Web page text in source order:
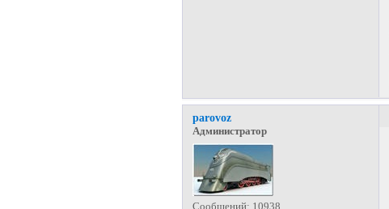
parovoz
Администратор
Сообщений: 10938